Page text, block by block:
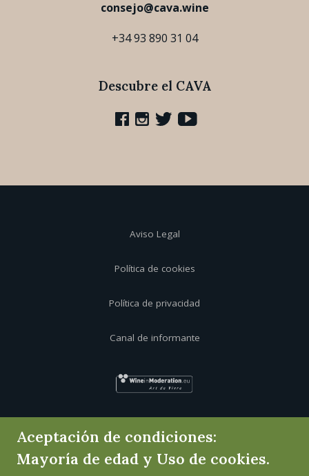
consejo@cava.wine
+34 93 890 31 04
Descubre el CAVA
Aviso Legal
Política de cookies
Política de privacidad
Canal de informante
Aceptación de condiciones:
Mayoría de edad y Uso de cookies.